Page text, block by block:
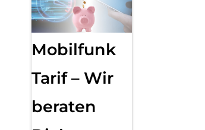
Mobilfunk
Tarif – Wir
beraten